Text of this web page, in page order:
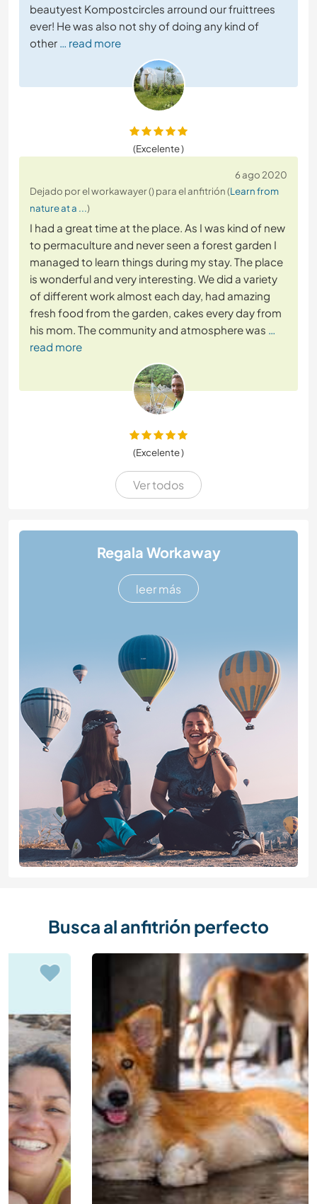
beautyest Kompostcircles arround our fruittrees
ever! He was also not shy of doing any kind of
other
… read more
(Excelente )
6 ago 2020
Dejado por el workawayer () para el anfitrión (Learn from
nature at a ...)
I had a great time at the place. As I was kind of new
to permaculture and never seen a forest garden I
managed to learn things during my stay. The place
is wonderful and very interesting. We did a variety
of different work almost each day, had amazing
fresh food from the garden, cakes every day from
his mom. The community and atmosphere was
read more
(Excelente )
Ver todos
Regala Workaway
leer más
Busca al anfitrión perfecto